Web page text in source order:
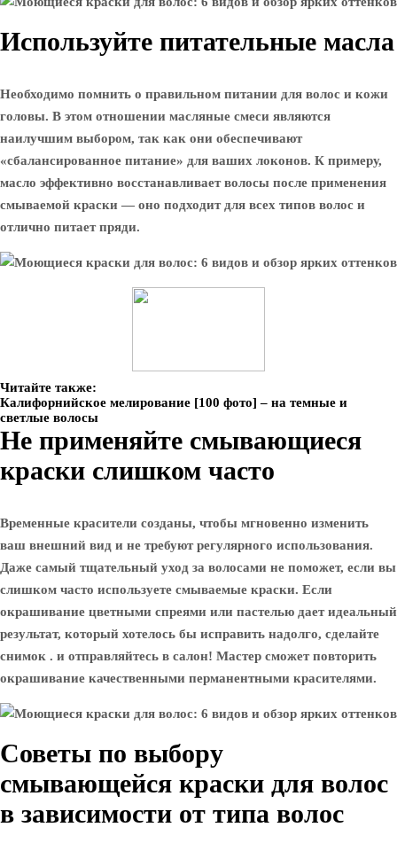
Используйте питательные масла
Необходимо помнить о правильном питании для волос и кожи
головы. В этом отношении масляные смеси являются
наилучшим выбором, так как они обеспечивают
«сбалансированное питание» для ваших локонов. К примеру,
масло эффективно восстанавливает волосы после применения
смываемой краски — оно подходит для всех типов волос и
отлично питает пряди.
Читайте также:
Калифорнийское мелирование [100 фото] – на темные и
светлые волосы
Не применяйте смывающиеся
краски слишком часто
Временные красители созданы, чтобы мгновенно изменить
ваш внешний вид и не требуют регулярного использования.
Даже самый тщательный уход за волосами не поможет, если вы
слишком часто используете смываемые краски. Если
окрашивание цветными спреями или пастелью дает идеальный
результат, который хотелось бы исправить надолго, сделайте
снимок . и отправляйтесь в салон! Мастер сможет повторить
окрашивание качественными перманентными красителями.
Советы по выбору
смывающейся краски для волос
в зависимости от типа волос